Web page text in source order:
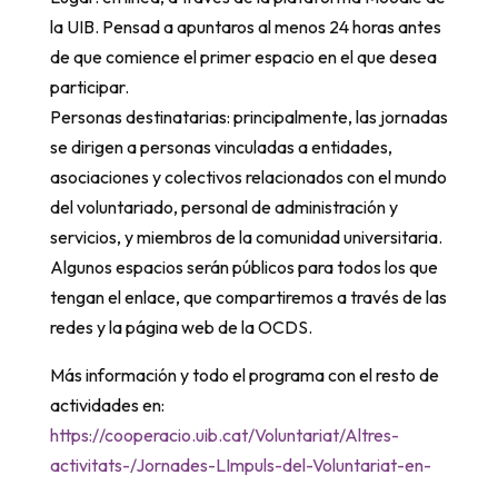
la UIB. Pensad a apuntaros al menos 24 horas antes
de que comience el primer espacio en el que desea
participar.
Personas destinatarias: principalmente, las jornadas
se dirigen a personas vinculadas a entidades,
asociaciones y colectivos relacionados con el mundo
del voluntariado, personal de administración y
servicios, y miembros de la comunidad universitaria.
Algunos espacios serán públicos para todos los que
tengan el enlace, que compartiremos a través de las
redes y la página web de la OCDS.
Más información y todo el programa con el resto de
actividades en:
https://cooperacio.uib.cat/Voluntariat/Altres-
activitats-/Jornades-LImpuls-del-Voluntariat-en-